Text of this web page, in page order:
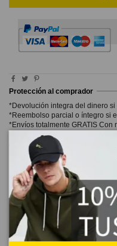
Protección al comprador
*Devolución integra del dinero
*Reembolso parcial o íntegro si
*Envíos totalmente GRATIS
*Envíos a México y otros países
algunos casos .
Descripción
Detalles del producto
Reviews